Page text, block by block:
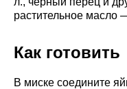
растительное масло
Как готовить
В миске соедините